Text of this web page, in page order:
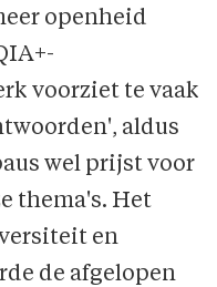
openheid
voorziet te vaak
aldus
wel prijst voor
thema's. Het
en
de afgelopen